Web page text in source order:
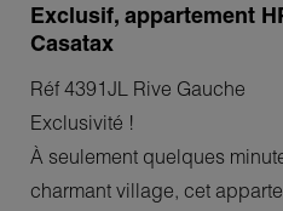
Exclusif, appartement
Casatax
Réf 4391JL Rive Gauche
Exclusivité !
À seulement quelques
charmant village, cet